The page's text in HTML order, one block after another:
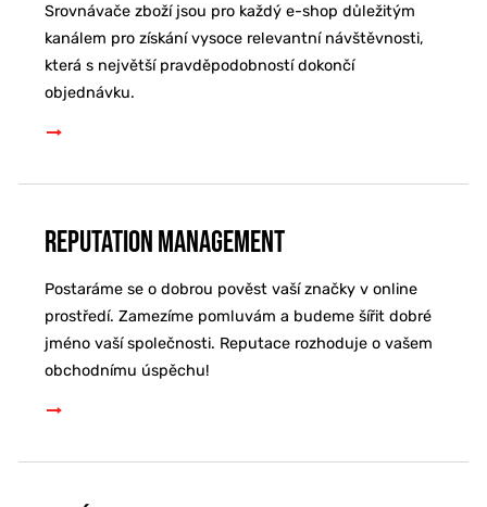
Srovnávače zboží jsou pro každý e-shop důležitým
kanálem pro získání vysoce relevantní návštěvnosti,
která s největší pravděpodobností dokončí
objednávku.
Reputation Management
Postaráme se o dobrou pověst vaší značky v online
prostředí. Zamezíme pomluvám a budeme šířit dobré
jméno vaší společnosti. Reputace rozhoduje o vašem
obchodnímu úspěchu!